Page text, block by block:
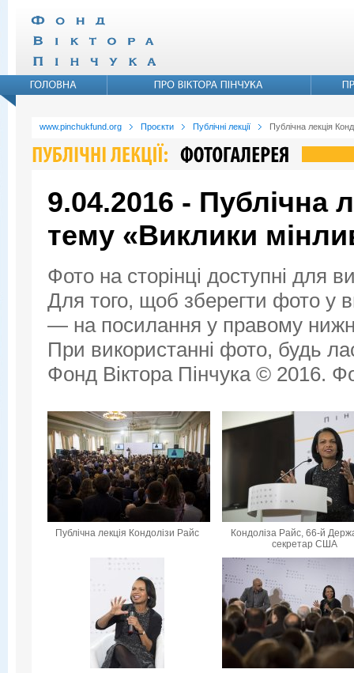
www.pinchukfund.org Проєкти Публічні лекції Публічна лекція
9.04.2016 - Публічна
тему «Виклики
Фото на сторінці доступні для
Для того, щоб зберегти фото у
— на посилання у правому
При використанні фото, будь
Фонд Віктора Пінчука © 2016.
Публічна лекція Кондолізи Райс
Кондоліза Райс, 66-й
секретар США